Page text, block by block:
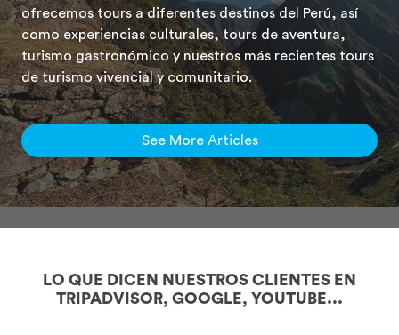
ofrecemos tours a diferentes destinos del Perú, así
como experiencias culturales, tours de aventura,
turismo gastronómico y nuestros más recientes tours
de turismo vivencial y comunitario.
See More Articles
LO QUE DICEN NUESTROS CLIENTES EN
TRIPADVISOR, GOOGLE, YOUTUBE...